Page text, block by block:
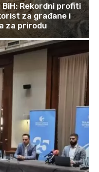
Rekordni profiti
za građane i
za prirodu